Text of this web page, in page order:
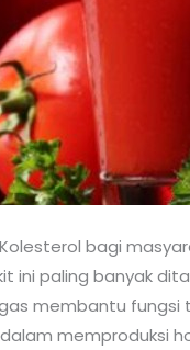
Kolesterol bagi
ini paling banyak
membantu
memproduksi